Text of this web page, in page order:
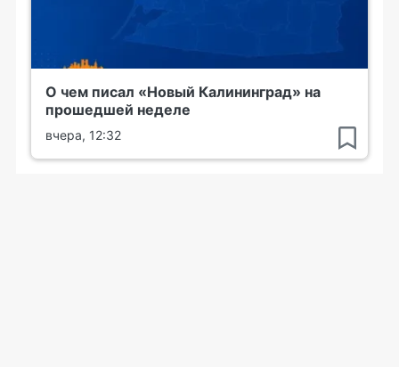
О чем писал «Новый Калининград» на
прошедшей неделе
вчера, 12:32